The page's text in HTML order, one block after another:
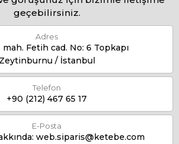
geçebilirsiniz.
Adres
Fetih cad. No: 6 Topkapı
Zeytinburnu / İstanbul
Telefon
+90 (212) 467 65 17
E-Posta
web.siparis@ketebe.com